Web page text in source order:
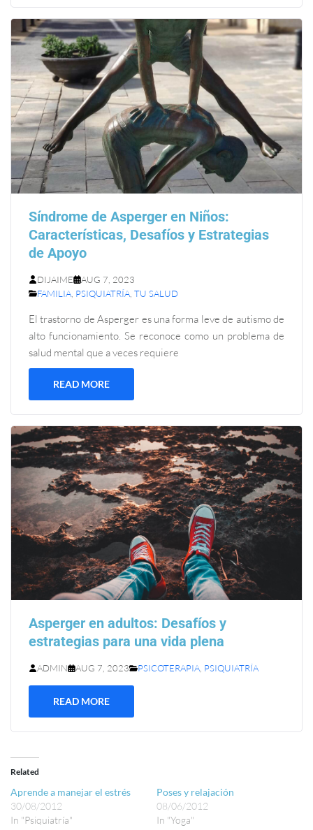
Síndrome de Asperger en Niños:
Características, Desafíos y Estrategias
de Apoyo
DIJAIME
AUG 7, 2023
FAMILIA, PSIQUIATRÍA, TU SALUD
El trastorno de Asperger es una forma leve de autismo de
alto funcionamiento. Se reconoce como un problema de
salud mental que a veces requiere
READ MORE
Asperger en adultos: Desafíos y
estrategias para una vida plena
ADMIN AUG 7, 2023 PSICOTERAPIA, PSIQUIATRÍA
READ MORE
Related
Aprende a manejar el estrés
30/08/2012
In "Psiquiatría"
Poses y relajación
08/06/2012
In "Yoga"